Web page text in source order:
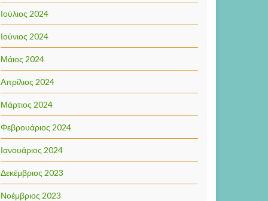
Ιούλιος 2024
Ιούνιος 2024
Μάιος 2024
Απρίλιος 2024
Μάρτιος 2024
Φεβρουάριος 2024
Ιανουάριος 2024
Δεκέμβριος 2023
Νοέμβριος 2023